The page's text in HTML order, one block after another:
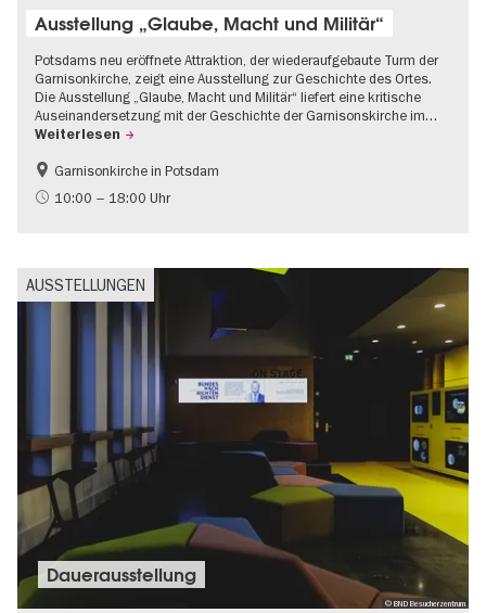
Ausstellung „Glaube, Macht und Militär“
Potsdams neu eröffnete Attraktion, der wiederaufgebaute Turm der
Garnisonkirche, zeigt eine Ausstellung zur Geschichte des Ortes.
Die Ausstellung „Glaube, Macht und Militär“ liefert eine kritische
Auseinandersetzung mit der Geschichte der Garnisonskirche im…
Weiterlesen
Geschichte
Brandenburg
Garnisonkirche in Potsdam
10:00 – 18:00 Uhr
AUSSTELLUNGEN
© BND Besucherzentrum
Dauer­aus­stel­lung